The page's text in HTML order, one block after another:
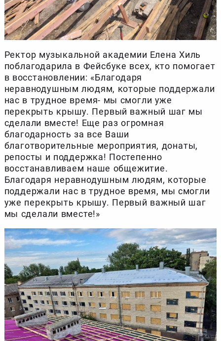
Ректор музыкальной академии Елена Хиль
поблагодарила в Фейсбуке всех, кто помогает
в восстановлении: «Благодаря
неравнодушным людям, которые поддержали
нас в трудное время- мы смогли уже
перекрыть крышу. Первый важный шаг мы
сделали вместе! Еще раз огромная
благодарность за все Ваши
благотворительные мероприятия, донаты,
репосты и поддержка! Постепенно
восстанавливаем наше общежитие.
Благодаря неравнодушным людям, которые
поддержали нас в трудное время, мы смогли
уже перекрыть крышу. Первый важный шаг
мы сделали вместе!»